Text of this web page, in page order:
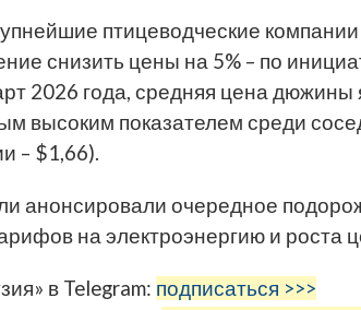
птицеводческие
снизить цены на 5% – по
2026 года, средняя цена дюжины
высоким показателем среди
– $1,66).
анонсировали очередное
на электроэнергию и роста
в Telegram: подписаться >>>